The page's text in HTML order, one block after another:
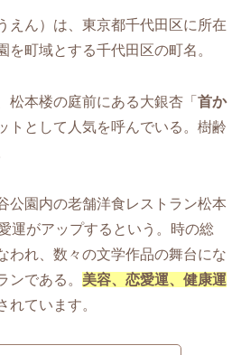
えん）は、東京都千代田区に所在
を町域とする千代田区の町名。
松本楼の庭前にある大銀杏「 首か
トとして人気を呼んでいる。樹齢
公園内の老舗洋食レストラン松本
運がアップするという。時の総
われ、数々の文学作品の舞台にな
ンである。 美容、恋愛運、健康運
れています。